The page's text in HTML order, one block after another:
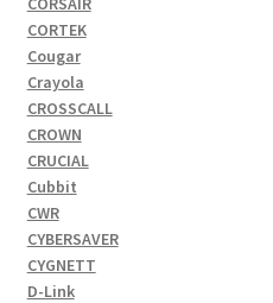
CORTEK
Cougar
Crayola
CROSSCALL
CROWN
CRUCIAL
Cubbit
CWR
CYBERSAVER
CYGNETT
D-Link